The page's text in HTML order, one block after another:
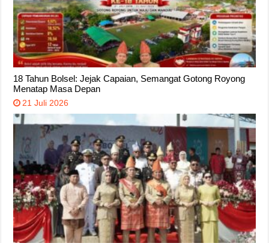
18 Tahun Bolsel: Jejak Capaian, Semangat Gotong Royong
Menatap Masa Depan
21 Juli 2026